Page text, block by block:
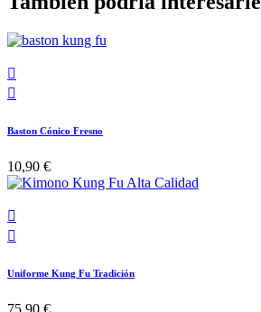


Baston Cónico Fresno
10,90 €


Uniforme Kung Fu Tradición